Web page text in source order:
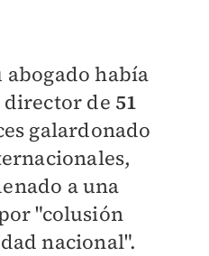
abogado había
director de 51
galardonado
a una
"colusión
nacional".